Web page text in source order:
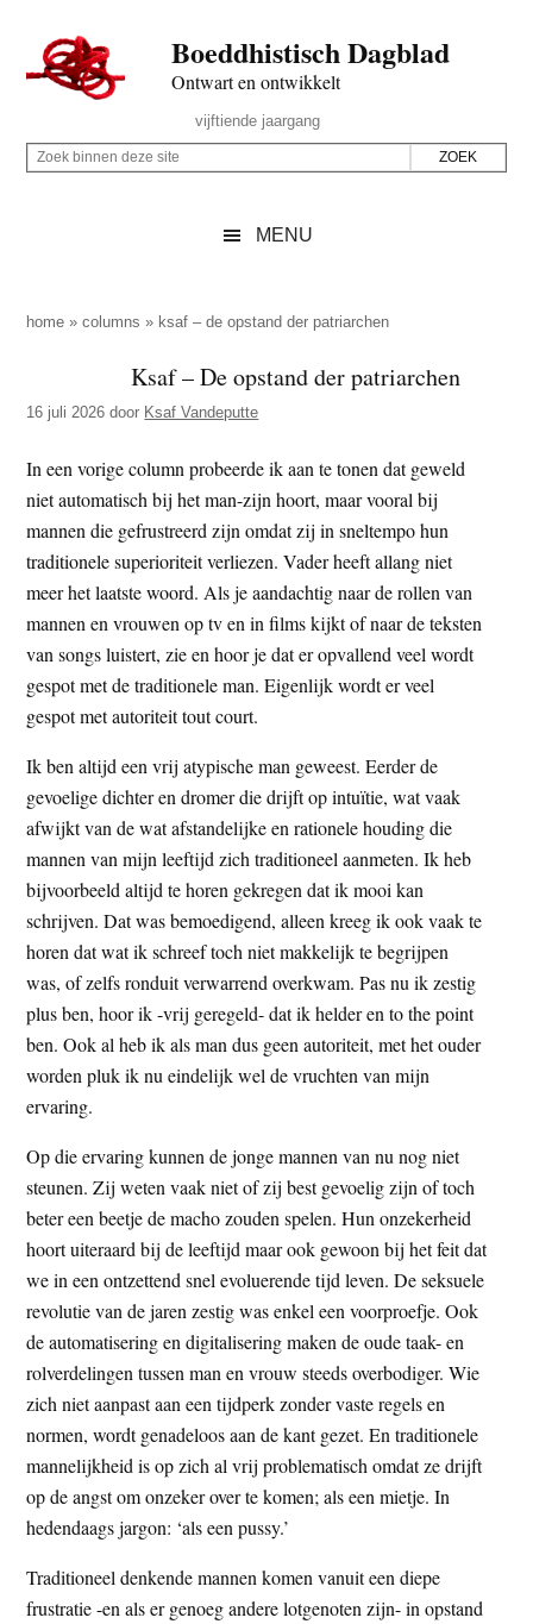
naar
de
inhoud
secondary
naar
de
sidebar
naar
de
Boeddhistisch Dagblad
Ontwart en ontwikkelt
Rechts
vijftiende jaargang
Z
p
z
e
s
i
t
e
Z
i
e
d
e
z
e
s
i
t
e
MENU
home »columns » ksaf – de opstand der patriarchen
Ksaf – De opstand der patriarchen
16 juli 2026 door Ksaf Vandeputte
In een vorige column probeerde ik aan te tonen dat geweld
niet automatisch bij het man-zijn hoort, maar vooral bij
mannen die gefrustreerd zijn omdat zij in sneltempo hun
traditionele superioriteit verliezen. Vader heeft allang niet
meer het laatste woord. Als je aandachtig naar de rollen van
mannen en vrouwen op tv en in films kijkt of naar de teksten
van songs luistert, zie en hoor je dat er opvallend veel wordt
gespot met de traditionele man. Eigenlijk wordt er veel
gespot met autoriteit tout court.
Ik ben altijd een vrij atypische man geweest. Eerder de
gevoelige dichter en dromer die drijft op intuïtie, wat vaak
afwijkt van de wat afstandelijke en rationele houding die
mannen van mijn leeftijd zich traditioneel aanmeten. Ik heb
bijvoorbeeld altijd te horen gekregen dat ik mooi kan
schrijven. Dat was bemoedigend, alleen kreeg ik ook vaak te
horen dat wat ik schreef toch niet makkelijk te begrijpen
was, of zelfs ronduit verwarrend overkwam. Pas nu ik zestig
plus ben, hoor ik -vrij geregeld- dat ik helder en to the point
ben. Ook al heb ik als man dus geen autoriteit, met het ouder
worden pluk ik nu eindelijk wel de vruchten van mijn
ervaring.
Op die ervaring kunnen de jonge mannen van nu nog niet
steunen. Zij weten vaak niet of zij best gevoelig zijn of toch
beter een beetje de macho zouden spelen. Hun onzekerheid
hoort uiteraard bij de leeftijd maar ook gewoon bij het feit dat
we in een ontzettend snel evoluerende tijd leven. De seksuele
revolutie van de jaren zestig was enkel een voorproefje. Ook
de automatisering en digitalisering maken de oude taak- en
rolverdelingen tussen man en vrouw steeds overbodiger. Wie
zich niet aanpast aan een tijdperk zonder vaste regels en
normen, wordt genadeloos aan de kant gezet. En traditionele
mannelijkheid is op zich al vrij problematisch omdat ze drijft
op de angst om onzeker over te komen; als een mietje. In
hedendaags jargon: ‘als een pussy.’
Traditioneel denkende mannen komen vanuit een diepe
frustratie -en als er genoeg andere lotgenoten zijn- in opstand